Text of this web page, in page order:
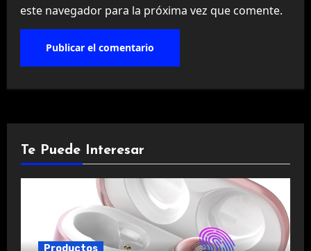
este navegador para la próxima vez que comente.
Te Puede Interesar
Productos